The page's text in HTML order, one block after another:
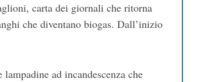
carta dei giornali che ritorna
che diventano biogas. Dall’inizio
ad incandescenza che